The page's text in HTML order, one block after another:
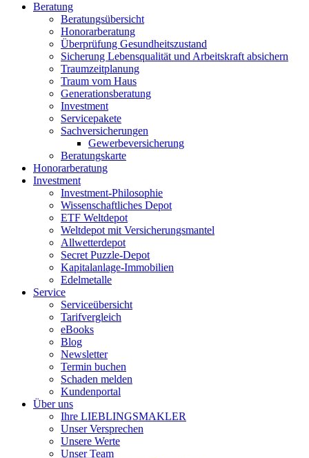
Beratung
Beratungsübersicht
Honorarberatung
Überprüfung Gesundheitszustand
Sicherung Lebensqualität und Arbeitskraft absichern
Traumzeitplanung
Traum vom Haus
Generationsberatung
Investment
Servicepakete
Sachversicherungen
Gewerbeversicherung
Beratungskarte
Honorarberatung
Investment
Investment-Philosophie
Wissenschaftliches Depot
ETF Weltdepot
Weltdepot mit Versicherungsmantel
Allwetterdepot
Secret Puzzle-Depot
Kapitalanlage-Immobilien
Edelmetalle
Service
Serviceübersicht
Tarifvergleich
eBooks
Blog
Newsletter
Termin buchen
Schaden melden
Kundenportal
Über uns
Ihre LIEBLINGSMAKLER
Unser Versprechen
Unsere Werte
Unser Team